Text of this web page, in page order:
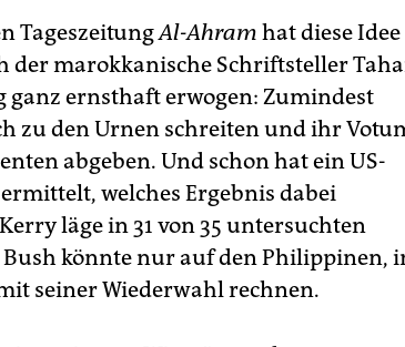
TageszeitungAl-Ahram hat diese Idee
der marokkanische Schriftsteller
ganz ernsthaft erwogen: Zumindest
zu den Urnen schreiten und ihr
abgeben. Und schon hat ein US-
welches Ergebnis dabei
läge in 31 von 35 untersuchten
Bush könnte nur auf den Philippinen,
seiner Wiederwahl rechnen.